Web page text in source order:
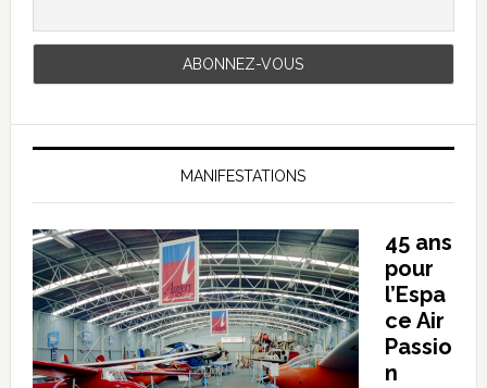
MANIFESTATIONS
45 ans
pour
l’Espa
ce Air
Passio
n